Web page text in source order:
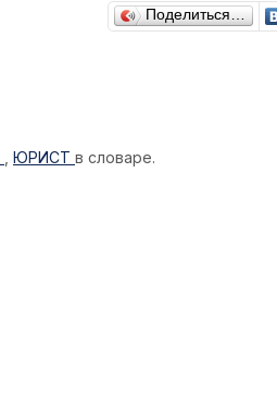
Поделиться…
ЮРИСТ в словаре.